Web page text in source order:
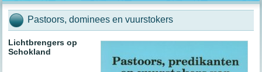
Pastoors, dominees en vuurstokers
Lichtbrengers op
Schokland